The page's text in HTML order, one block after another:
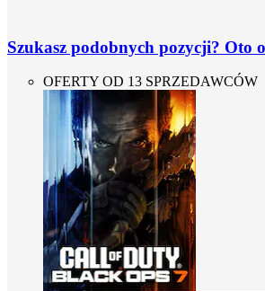
Szukasz podobnych pozycji? Oto
OFERTY OD 13 SPRZEDAWCÓW